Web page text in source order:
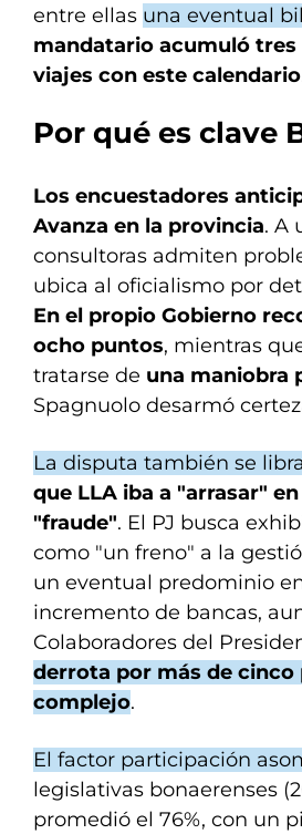
entre ellas una eventual
mandatario acumuló tres
viajes con este calendario
Por qué es clave
Los encuestadores
Avanza en la provincia. A
consultoras admiten
ubica al oficialismo por
En el propio Gobierno
ocho puntos, mientras
tratarse de una maniobra
Spagnuolo desarmó
La disputa también se
que LLA iba a "arrasar"
"fraude". El PJ busca
como "un freno" a la
un eventual predominio
incremento de bancas,
Colaboradores del
derrota por más de
complejo.
El factor participación
legislativas bonaerenses
promedió el 76%, con un